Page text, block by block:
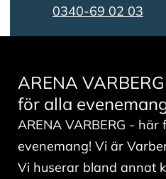
0340-69 02 03
ARENA
för alla
ARENA VARBERG -
evenemang! Vi är
Vi huserar bland annat